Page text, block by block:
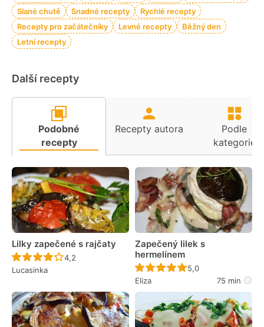
Slané chutě
Snadné recepty
Rychlé recepty
Recepty pro začátečníky
Levné recepty
Běžný den
Letní recepty
Další recepty
Podobné
recepty
Recepty autora
Podle
kategorie
Lilky zapečené s rajčaty
Recept ještě nebyl hodnocen
4,2
Lucasinka
Zapečený lilek s
hermelínem
Recept ještě nebyl
5,0
Eliza
75 min